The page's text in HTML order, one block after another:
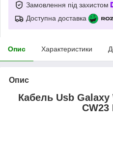
Замовлення під захистом
Доступна доставка
Опис Характеристики
Опис
Кабель Usb Galaxy
CW23